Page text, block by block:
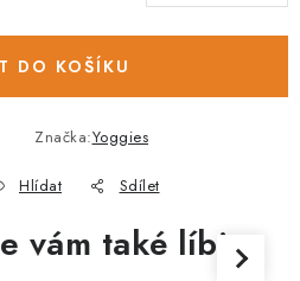
DO KOŠÍKU
Značka:Yoggies
Hlídat Sdílet
vám také líbit